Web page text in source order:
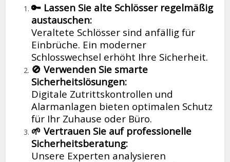
🔑 Lassen Sie alte Schlösser regelmäßig
austauschen:
Veraltete Schlösser sind anfällig für
Einbrüche. Ein moderner
Schlosswechsel erhöht Ihre Sicherheit.
🚫 Verwenden Sie smarte
Sicherheitslösungen:
Digitale Zutrittskontrollen und
Alarmanlagen bieten optimalen Schutz
für Ihr Zuhause oder Büro.
🌱 Vertrauen Sie auf professionelle
Sicherheitsberatung:
Unsere Experten analysieren